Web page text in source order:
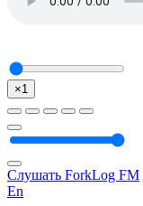
×1
Слушать ForkLog FM
En